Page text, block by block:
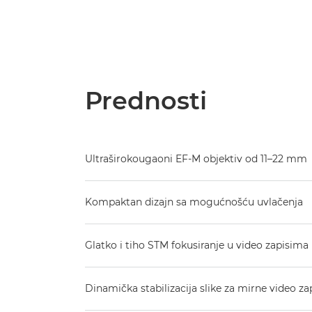
Prednosti
Ultraširokougaoni EF-M objektiv od 11–22 mm
Kompaktan dizajn sa mogućnošću uvlačenja
Glatko i tiho STM fokusiranje u video zapisima
Dinamička stabilizacija slike za mirne video